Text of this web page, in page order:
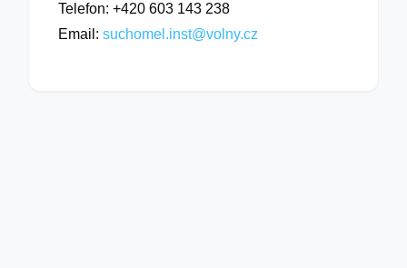
Telefon: +420 603 143 238
Email: suchomel.inst@volny.cz